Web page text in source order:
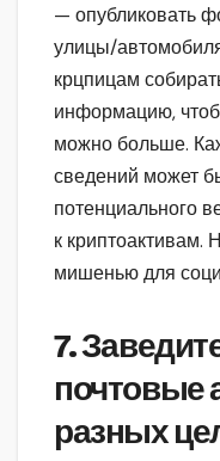
— опубликовать
улицы/
крцпицам
информацию,
можно больше.
сведений может
потенциального
к криптоактивам.
мишенью для
7.
почтовые
разных